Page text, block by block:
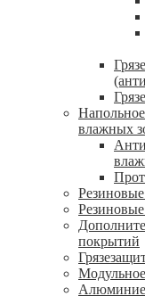
влажных
покрытий